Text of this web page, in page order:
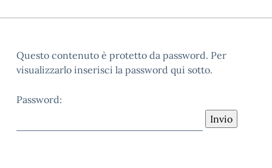
Questo contenuto è protetto da password. Per
visualizzarlo inserisci la password qui sotto.
Password: